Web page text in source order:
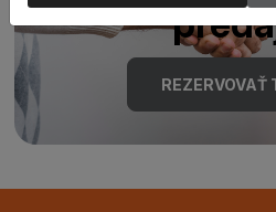
REZERVOVAŤ